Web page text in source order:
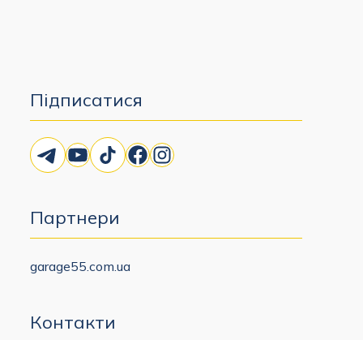
Підписатися
TelegramYouTubeTikTokFacebookInstagram
Партнери
garage55.com.ua
Контакти